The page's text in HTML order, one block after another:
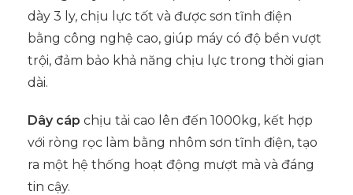
dày 3 ly, chịu lực tốt và được sơn tĩnh điện
bằng công nghệ cao, giúp máy có độ bền vượt
trội, đảm bảo khả năng chịu lực trong thời gian
dài.
Dây cáp chịu tải cao lên đến 1000kg, kết hợp
với ròng rọc làm bằng nhôm sơn tĩnh điện, tạo
ra một hệ thống hoạt động mượt mà và đáng
tin cậy.